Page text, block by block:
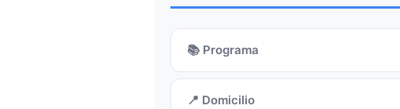
📚 Programa
📍 Domicilio